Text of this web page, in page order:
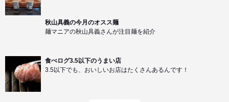
秋山具義の今月のオスス麺
麺マニアの秋山具義さんが注目麺を紹介
食べログ3.5以下のうまい店
3.5以下でも、おいしいお店はたくさんあるんです！